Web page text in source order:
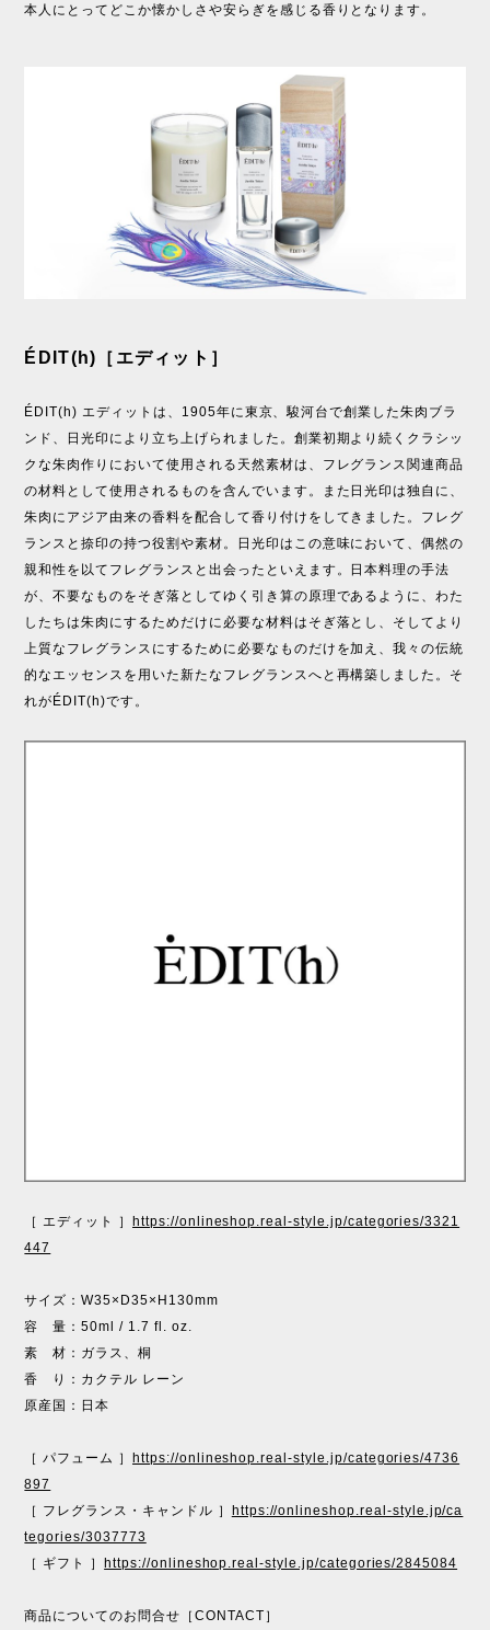
本人にとってどこか懐かしさや安らぎを感じる香りとなります。
ÉDIT(h)［エディット］
ÉDIT(h) エディットは、1905年に東京、駿河台で創業した朱肉ブラ
ンド、日光印により立ち上げられました。創業初期より続くクラシッ
クな朱肉作りにおいて使用される天然素材は、フレグランス関連商品
の材料として使用されるものを含んでいます。また日光印は独自に、
朱肉にアジア由来の香料を配合して香り付けをしてきました。フレグ
ランスと捺印の持つ役割や素材。日光印はこの意味において、偶然の
親和性を以てフレグランスと出会ったといえます。日本料理の手法
が、不要なものをそぎ落としてゆく引き算の原理であるように、わた
したちは朱肉にするためだけに必要な材料はそぎ落とし、そしてより
上質なフレグランスにするために必要なものだけを加え、我々の伝統
的なエッセンスを用いた新たなフレグランスへと再構築しました。そ
れがÉDIT(h)です。
［ エディット ］
https://onlineshop.real-style.jp/categories/3321
447
サイズ：W35×D35×H130mm
容 量：50ml / 1.7 fl. oz.
素 材：ガラス、桐
香 り：カクテル レーン
原産国：日本
［ パフューム ］
https://onlineshop.real-style.jp/categories/4736
897
［ フレグランス・キャンドル ］
https://onlineshop.real-style.jp/ca
tegories/3037773
［ ギフト ］
https://onlineshop.real-style.jp/categories/2845084
商品についてのお問合せ［CONTACT］